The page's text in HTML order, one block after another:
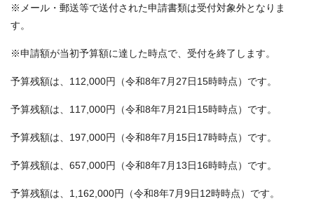
※メール・郵送等で送付された申請書類は受付対象外となりま
す。
※申請額が当初予算額に達した時点で、受付を終了します。
予算残額は、112,000円（令和8年7月27日15時時点）です。
予算残額は、117,000円（令和8年7月21日15時時点）です。
予算残額は、197,000円（令和8年7月15日17時時点）です。
予算残額は、657,000円（令和8年7月13日16時時点）です。
予算残額は、1,162,000円（令和8年7月9日12時時点）です。